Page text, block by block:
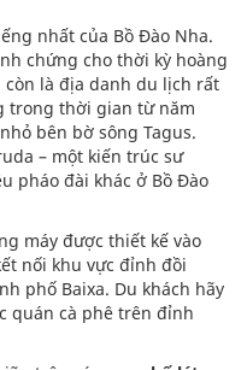
nhất của Bồ Đào Nha.
chứng cho thời kỳ hoàng
còn là địa danh du lịch rất
trong thời gian từ năm
bên bờ sông Tagus.
– một kiến trúc sư
pháo đài khác ở Bồ Đào
máy được thiết kế vào
nối khu vực đỉnh đồi
phố Baixa. Du khách hãy
quán cà phê trên đỉnh